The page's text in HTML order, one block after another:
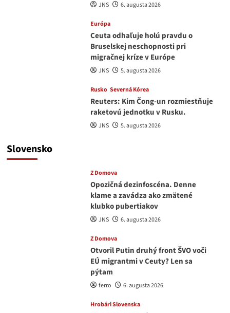
JNS 6. augusta 2026
Európa
Ceuta odhaľuje holú pravdu o
Bruselskej neschopnosti pri
migračnej kríze v Európe
JNS 5. augusta 2026
Rusko Severná Kórea
Reuters: Kim Čong-un rozmiestňuje
raketovú jednotku v Rusku.
JNS 5. augusta 2026
Slovensko
Z Domova
Opozičná dezinfoscéna. Denne
klame a zavádza ako zmätené
klubko pubertiakov
JNS 6. augusta 2026
Z Domova
Otvoril Putin druhý front ŠVO voči
EÚ migrantmi v Ceuty? Len sa
pýtam
ferro 6. augusta 2026
Hrobári Slovenska